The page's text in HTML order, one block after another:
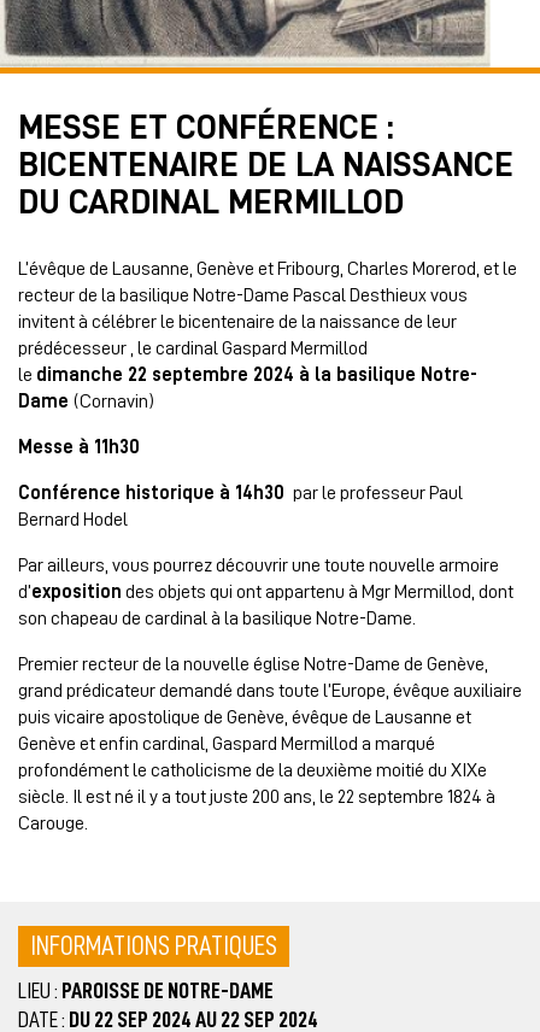
MESSE ET CONFÉRENCE :
BICENTENAIRE DE LA NAISSANCE
DU CARDINAL MERMILLOD
L’évêque de Lausanne, Genève et Fribourg, Charles Morerod, et le
recteur de la basilique Notre-Dame Pascal Desthieux vous
invitent à célébrer le bicentenaire de la naissance de leur
prédécesseur , le cardinal Gaspard Mermillod
le dimanche 22 septembre 2024 à la basilique Notre-
Dame (Cornavin)
Messe à 11h30
Conférence historique à 14h30 par le professeur Paul
Bernard Hodel
Par ailleurs, vous pourrez découvrir une toute nouvelle armoire
d’exposition des objets qui ont appartenu à Mgr Mermillod, dont
son chapeau de cardinal à la basilique Notre-Dame.
Premier recteur de la nouvelle église Notre-Dame de Genève,
grand prédicateur demandé dans toute l’Europe, évêque auxiliaire
puis vicaire apostolique de Genève, évêque de Lausanne et
Genève et enfin cardinal, Gaspard Mermillod a marqué
profondément le catholicisme de la deuxième moitié du XIXe
siècle. Il est né il y a tout juste 200 ans, le 22 septembre 1824 à
Carouge.
INFORMATIONS PRATIQUES
LIEU : PAROISSE DE NOTRE-DAME
DATE : DU 22 SEP 2024 AU 22 SEP 2024